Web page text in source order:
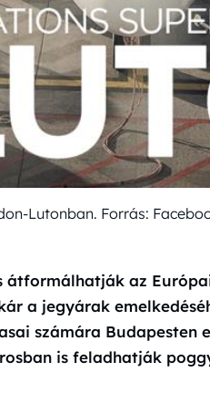
Lutonban. Forrás:
az
a jegyárak
számára Budapesten
is feladhatják